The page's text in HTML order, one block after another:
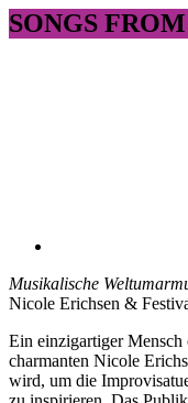
SONGS
Musikalische
Nicole Erichsen &
Ein einzigartiger
charmanten Nicole
wird, um die